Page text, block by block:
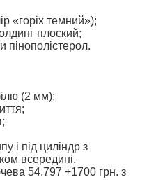
«горіх темний»);
плоский;
пінополістерол.
(2 мм);
і під циліндр з
всередині.
54.797 +1700 грн. з